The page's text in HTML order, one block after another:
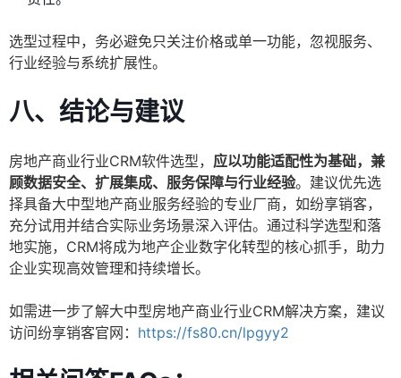
选型过程中，务必避免只关注价格或单一功能，忽视服务、
行业经验与系统扩展性。
八、结论与建议
房地产商业行业CRM软件选型， 应以功能适配性为基础，兼
顾数据安全、扩展集成、服务保障与行业经验。建议优先选
择具备大中型地产商业服务经验的专业厂商，如纷享销客，
充分试用并结合实际业务场景深入评估。通过科学选型和落
地实施，CRM将成为地产企业数字化转型的核心抓手，助力
企业实现高效管理和持续增长。
如需进一步了解大中型房地产商业行业CRM解决方案，建议
访问纷享销客官网： https://fs80.cn/lpgyy2